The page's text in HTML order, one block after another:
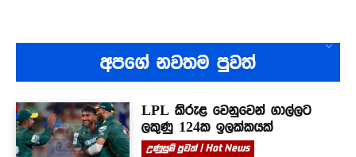
අපගේ නවතම පුවත්
LPL කිරුළ වෙනුවෙන් ගාල්ලට
ලකුණු 124ක ඉලක්කයක්
උණුසුම් පුවත් | Hot News